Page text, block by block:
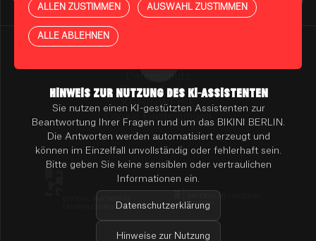
Online
HINWEIS ZUR NUTZUNG DES KI-ASSISTENTEN
Sie nutzen einen KI-gestützten Assistenten zur
Beantwortung Ihrer Fragen rund um das BIKINI BERLIN.
Die Antworten werden automatisiert erzeugt und
können im Einzelfall unvollständig oder fehlerhaft sein.
Bitte geben Sie keine sensiblen oder vertraulichen
Informationen ein.
Datenschutzerklärung
Hinweise zur Nutzung
ALLEN ZUSTIMMEN AUSWAHL ZUSTIMMEN
ALLE ABLEHNEN
Presse
Barrierefreiheit
KI-HINWEISE
Cookie Einstellungen